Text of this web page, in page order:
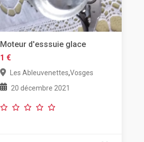
Moteur d'esssuie glace
1 €
Les Ableuvenettes,Vosges
20 décembre 2021